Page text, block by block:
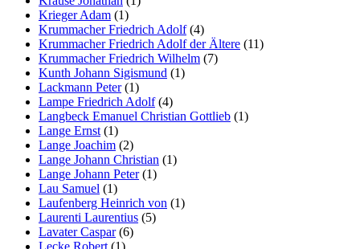
Krieger Adam (1)
Krummacher Friedrich Adolf(4)
Krummacher Friedrich Adolf der Ältere (11)
Krummacher Friedrich Wilhelm (7)
Kunth Johann Sigismund (1)
Lackmann Peter(1)
Lampe Friedrich Adolf(4)
Langbeck Emanuel Christian Gottlieb (1)
Lange Ernst (1)
Lange Joachim (2)
Lange Johann Christian (1)
Lange Johann Peter(1)
Lau Samuel (1)
Laufenberg Heinrich von (1)
Laurenti Laurentius (5)
Lavater Caspar(6)
Lecke Robert (1)